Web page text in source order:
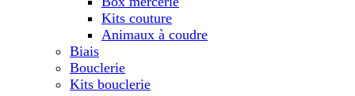
Kits couture
Animaux à coudre
Biais
Bouclerie
Kits bouclerie